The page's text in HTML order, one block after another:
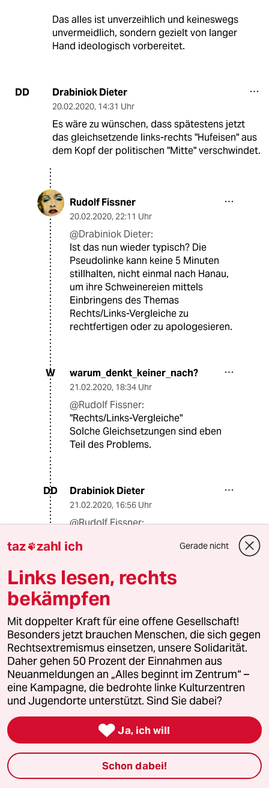
Das alles ist unverzeihlich und keineswegs
unvermeidlich, sondern gezielt von langer
Hand ideologisch vorbereitet.
DD Drabiniok Dieter
20.02.2020, 14:31 Uhr
Es wäre zu wünschen, dass spätestens jetzt
das gleichsetzende links-rechts "Hufeisen" aus
dem Kopf der politischen "Mitte" verschwindet.
Rudolf Fissner
20.02.2020, 22:11 Uhr
@Drabiniok Dieter:
Ist das nun wieder typisch? Die
Pseudolinke kann keine 5 Minuten
stillhalten, nicht einmal nach Hanau,
um ihre Schweinereien mittels
Einbringens des Themas
Rechts/Links-Vergleiche zu
rechtfertigen oder zu apologesieren.
W warum_denkt_keiner_nach?
21.02.2020, 18:34 Uhr
@Rudolf Fissner:
"Rechts/Links-Vergleiche"
Solche Gleichsetzungen sind eben
Teil des Problems.
DD Drabiniok Dieter
21.02.2020, 16:56 Uhr
@Rudolf Fissner:
jemandem der gerne und häufig
"Hampelmänner" bezeichnet.
Wo ich als "Pseudolinker" in meinem
Post "Schweinereien" (oder waren
das nur zwei Mausrutscher?)
eingebracht habe, müssen Sie mir
nicht erklären. Ihr Post ist wieder
einmal aussagekräftig genug..
Rudolf Fissner
22.02.2020,13:32 Uhr
@Drabiniok Dieter:
Wenn Sie die AfDler nicht als
Hampelmänner sehen ... ihr Ding.
taz zahl ich Gerade nicht
Links lesen, rechts
bekämpfen
Mit doppelter Kraft für eine offene Gesellschaft!
Besonders jetzt brauchen Menschen, die sich gegen
Rechtsextremismus einsetzen, unsere Solidarität.
Daher gehen 50 Prozent der Einnahmen aus
Neuanmeldungen an „Alles beginnt im Zentrum“ –
eine Kampagne, die bedrohte linke Kulturzentren
und Jugendorte unterstützt. Sind Sie dabei?
 Ja, ich will
Schon dabei!